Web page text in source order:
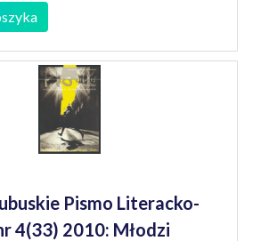
Pismo Literacko-
4(33) 2010: Młodzi